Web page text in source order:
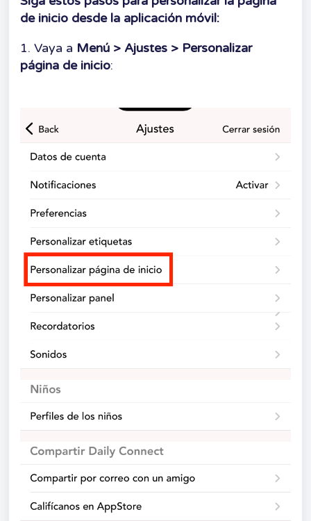
de inicio desde la aplicación móvil:
1. Vaya a Menú > Ajustes > Personalizar
página de inicio: